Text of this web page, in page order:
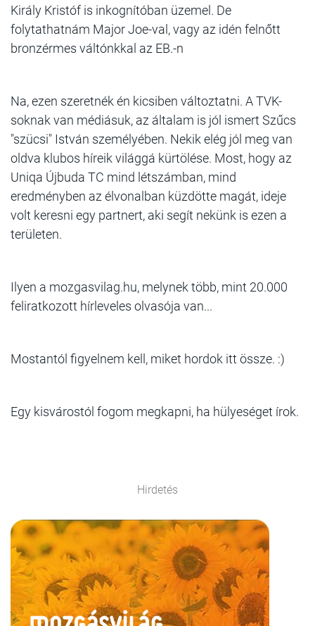
Király Kristóf is inkognítóban üzemel. De
folytathatnám Major Joe-val, vagy az idén felnőtt
bronzérmes váltónkkal az EB.-n
Na, ezen szeretnék én kicsiben változtatni. A TVK-
soknak van médiásuk, az általam is jól ismert Szűcs
"szücsi" István személyében. Nekik elég jól meg van
oldva klubos híreik világgá kürtölése. Most, hogy az
Uniqa Újbuda TC mind létszámban, mind
eredményben az élvonalban küzdötte magát, ideje
volt keresni egy partnert, aki segít nekünk is ezen a
területen.
Ilyen a mozgasvilag.hu, melynek több, mint 20.000
feliratkozott hírleveles olvasója van...
Mostantól figyelnem kell, miket hordok itt össze. :)
Egy kisvárostól fogom megkapni, ha hülyeséget írok.
Hirdetés